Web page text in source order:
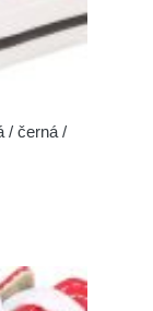
/ černá /